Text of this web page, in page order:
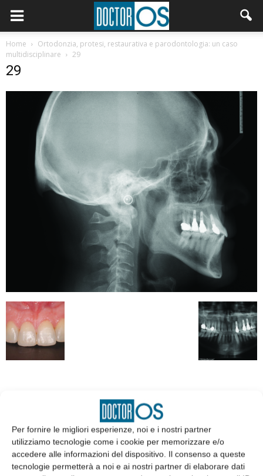
Per fornire le migliori esperienze, noi e i nostri partner
utilizziamo tecnologie come i cookie per memorizzare e/o
accedere alle informazioni del dispositivo. Il consenso a queste
tecnologie permetterà a noi e ai nostri partner di elaborare dati
Home
Ortodonzia, protesi, restaurativa e parodontologia: un caso
multidisciplinare
29
29